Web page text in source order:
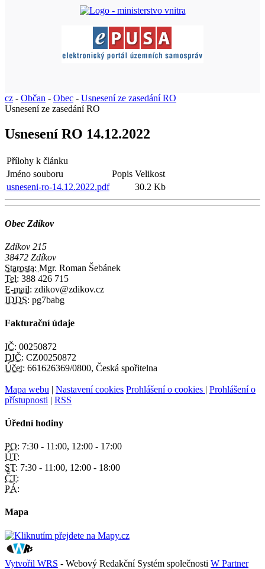
cz - Občan - Obec - Usnesení ze zasedání RO
Usnesení ze zasedání RO
Usnesení RO 14.12.2022
Přílohy k článku
Jméno souboru
Popis Velikost
usneseni-ro-14.12.2022.pdf
30.2 Kb
Obec Zdíkov
Zdíkov 215
38472 Zdíkov
Starosta: Mgr. Roman Šebánek
Tel: 388 426 715
E-mail: zdikov@zdikov.cz
IDDS: pg7babg
Fakturační údaje
IČ: 00250872
DIČ: CZ00250872
Účet: 661626369/0800, Česká spořitelna
Mapa webu | Nastavení cookies Prohlášení o cookies | Prohlášení o
přístupnosti | RSS
Úřední hodiny
PO: 7:30 - 11:00, 12:00 - 17:00
ÚT:
ST: 7:30 - 11:00, 12:00 - 18:00
ČT:
PÁ:
Mapa
Vytvořil WRS - Webový Redakční Systém společnosti W Partner